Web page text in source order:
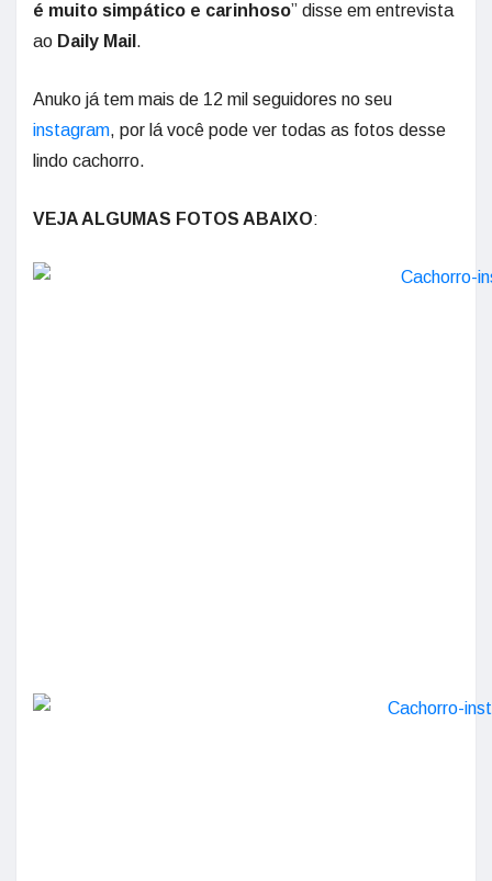
é muito simpático e carinhoso” disse em entrevista
ao Daily Mail .
Anuko já tem mais de 12 mil seguidores no seu
instagram, por lá você pode ver todas as fotos desse
lindo cachorro.
VEJA ALGUMAS FOTOS ABAIXO: